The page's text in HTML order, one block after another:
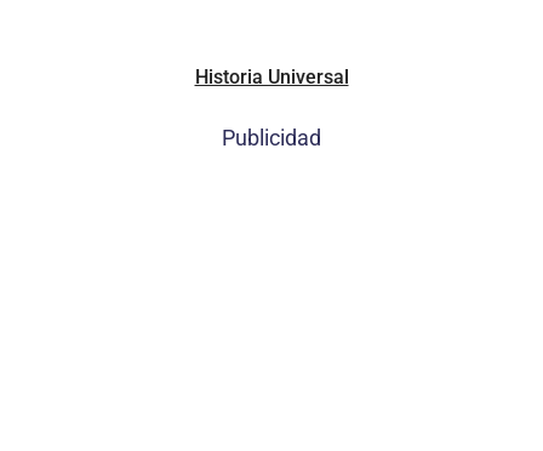
Historia Universal
Publicidad